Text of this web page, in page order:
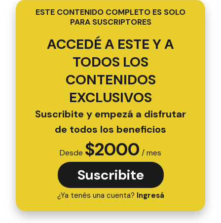
ESTE CONTENIDO COMPLETO ES SOLO
PARA SUSCRIPTORES
ACCEDÉ A ESTE Y A
TODOS LOS
CONTENIDOS
EXCLUSIVOS
Suscribite y empezá a disfrutar
de todos los beneficios
Desde $2000 / mes
Suscribite
¿Ya tenés una cuenta? Ingresá